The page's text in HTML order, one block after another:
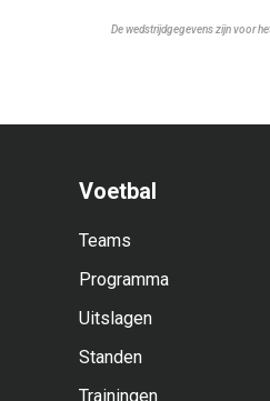
De wedstrijdgegevens zijn voor
Voetbal
Teams
Programma
Uitslagen
Standen
Trainingen